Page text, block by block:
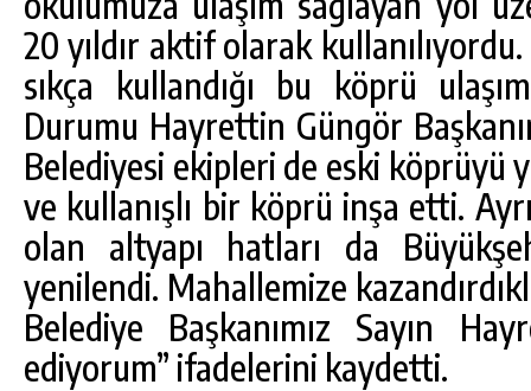
20 yıldır aktif olarak
sıkça kullandığı bu köprü
Durumu Hayrettin Güngör
Belediyesi ekipleri de eski köprüyü
ve kullanışlı bir köprü inşa etti.
olan altyapı hatları da
yenilendi. Mahallemize
Belediye Başkanımız Sayın
ediyorum” ifadelerini kaydetti.